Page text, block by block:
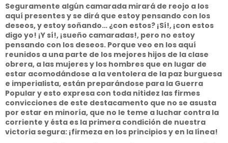
Seguramente algún camarada mirará de reojo a los
aquí presentes y se dirá que estoy pensando con los
deseos, y estoy soñando… ¿con estos? ¡Sí!, ¡con estos
digo yo! ¡Y sí!, ¡sueño camaradas!, pero no estoy
pensando con los deseos. Porque veo en los aquí
reunidos a una parte de los mejores hijos de la clase
obrera, a las mujeres y los hombres que en lugar de
estar acomodándose a la ventolera de la paz burguesa
e imperialista, están preparándose para la Guerra
Popular y esto expresa con toda nitidez las firmes
convicciones de este destacamento que no se asusta
por estar en minoría, que no le teme a luchar contra la
corriente y ésta es la primera condición de nuestra
victoria segura: ¡firmeza en los principios y en la línea!